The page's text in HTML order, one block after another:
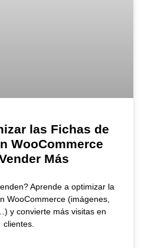
las Fichas de
WooCommerce
Más
Aprende a optimizar la
WooCommerce (imágenes,
y convierte más visitas en
clientes.